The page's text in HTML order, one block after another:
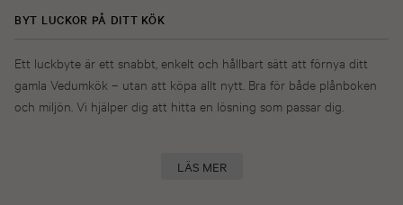
BYT LUCKOR PÅ DITT KÖK
Ett luckbyte är ett snabbt, enkelt och hållbart sätt att förnya ditt
gamla Vedumkök – utan att köpa allt nytt. Bra för både plånboken
och miljön. Vi hjälper dig att hitta en lösning som passar dig.
LÄS MER